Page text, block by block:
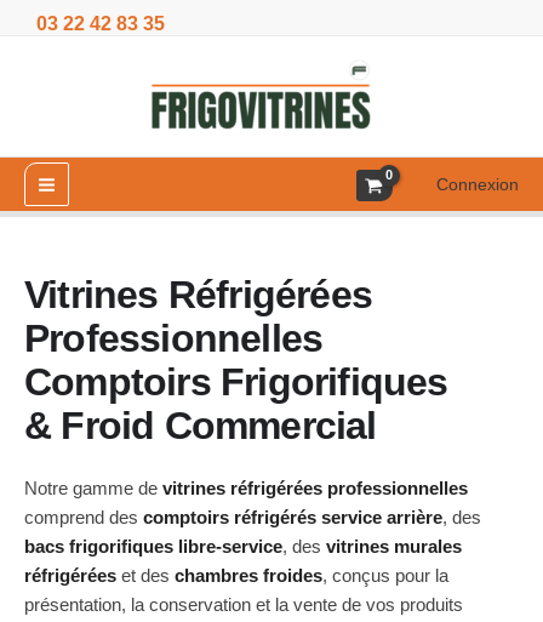
03 22 42 83 35
Connexion
Vitrines Réfrigérées
Professionnelles
Comptoirs Frigorifiques
& Froid Commercial
Notre gamme de vitrines réfrigérées professionnelles
comprend des comptoirs réfrigérés service arrière, des
bacs frigorifiques libre-service, des vitrines murales
réfrigérées et des chambres froides, conçus pour la
présentation, la conservation et la vente de vos produits